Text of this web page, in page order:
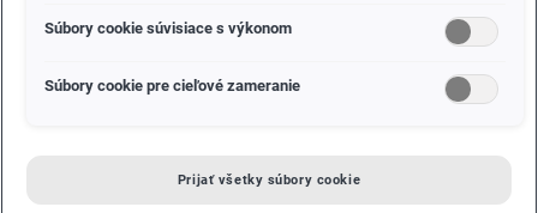
Nominácia je pokračovaním úspechu značky CUPRA, ktorý
Súbory cookie súvisiace s výkonom
Súbory cookie pre cieľové zameranie
Prijať všetky súbory cookie